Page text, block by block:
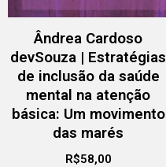
Ândrea Cardoso
devSouza | Estratégias
de inclusão da saúde
mental na atenção
básica: Um movimento
das marés
R$58,00